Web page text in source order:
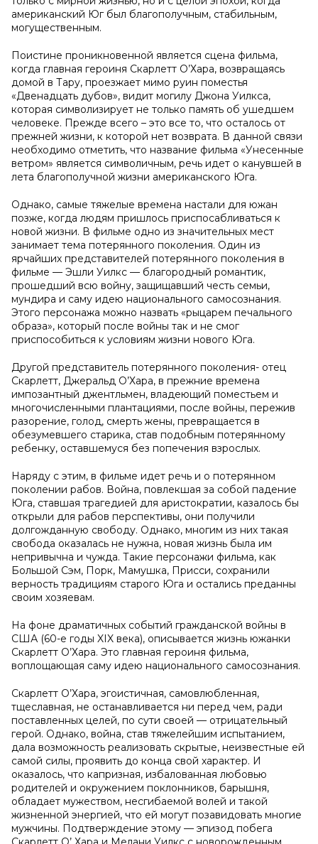
американский Юг был благополучным, стабильным,
могущественным.
Поистине проникновенной является сцена фильма,
когда главная героиня Скарлетт О’Хара, возвращаясь
домой в Тару, проезжает мимо руин поместья
«Двенадцать дубов», видит могилу Джона Уилкса,
которая символизирует не только память об ушедшем
человеке. Прежде всего – это все то, что осталось от
прежней жизни, к которой нет возврата. В данной связи
необходимо отметить, что название фильма «Унесенные
ветром» является символичным, речь идет о канувшей в
лета благополучной жизни американского Юга.
Однако, самые тяжелые времена настали для южан
позже, когда людям пришлось приспосабливаться к
новой жизни. В фильме одно из значительных мест
занимает тема потерянного поколения. Один из
ярчайших представителей потерянного поколения в
фильме — Эшли Уилкс — благородный романтик,
прошедший всю войну, защищавший честь семьи,
мундира и саму идею национального самосознания.
Этого персонажа можно назвать «рыцарем печального
образа», который после войны так и не смог
приспособиться к условиям жизни нового Юга.
Другой представитель потерянного поколения- отец
Скарлетт, Джеральд О’Хара, в прежние времена
импозантный джентльмен, владеющий поместьем и
многочисленными плантациями, после войны, пережив
разорение, голод, смерть жены, превращается в
обезумевшего старика, став подобным потерянному
ребенку, оставшемуся без попечения взрослых.
Наряду с этим, в фильме идет речь и о потерянном
поколении рабов. Война, повлекшая за собой падение
Юга, ставшая трагедией для аристократии, казалось бы
открыли для рабов перспективы, они получили
долгожданную свободу. Однако, многим из них такая
свобода оказалась не нужна, новая жизнь была им
непривычна и чужда. Такие персонажи фильма, как
Большой Сэм, Порк, Мамушка, Присси, сохранили
верность традициям старого Юга и остались преданны
своим хозяевам.
На фоне драматичных событий гражданской войны в
США (60-е годы XIX века), описывается жизнь южанки
Скарлетт О’Хара. Это главная героиня фильма,
воплощающая саму идею национального самосознания.
Скарлетт О’Хара, эгоистичная, самовлюбленная,
тщеславная, не останавливается ни перед чем, ради
поставленных целей, по сути своей — отрицательный
герой. Однако, война, став тяжелейшим испытанием,
дала возможность реализовать скрытые, неизвестные ей
самой силы, проявить до конца свой характер. И
оказалось, что капризная, избалованная любовью
родителей и окружением поклонников, барышня,
обладает мужеством, несгибаемой волей и такой
жизненной энергией, что ей могут позавидовать многие
мужчины. Подтверждение этому — эпизод побега